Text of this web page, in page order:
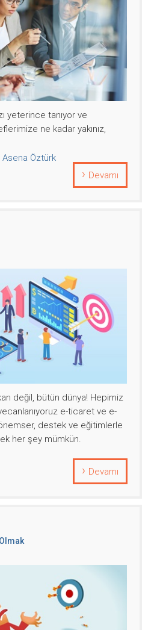
yeterince tanıyor ve
ne kadar yakınız,
Asena Öztürk
Devamı
değil, bütün dünya! Hepimiz
e-ticaret ve e-
destek ve eğitimlerle
her şey mümkün.
Devamı